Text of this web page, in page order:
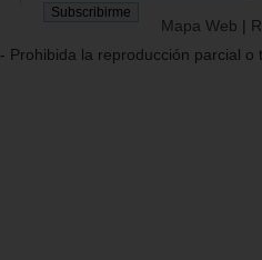
Mapa Web |
- Prohibida la reproducción parcial o